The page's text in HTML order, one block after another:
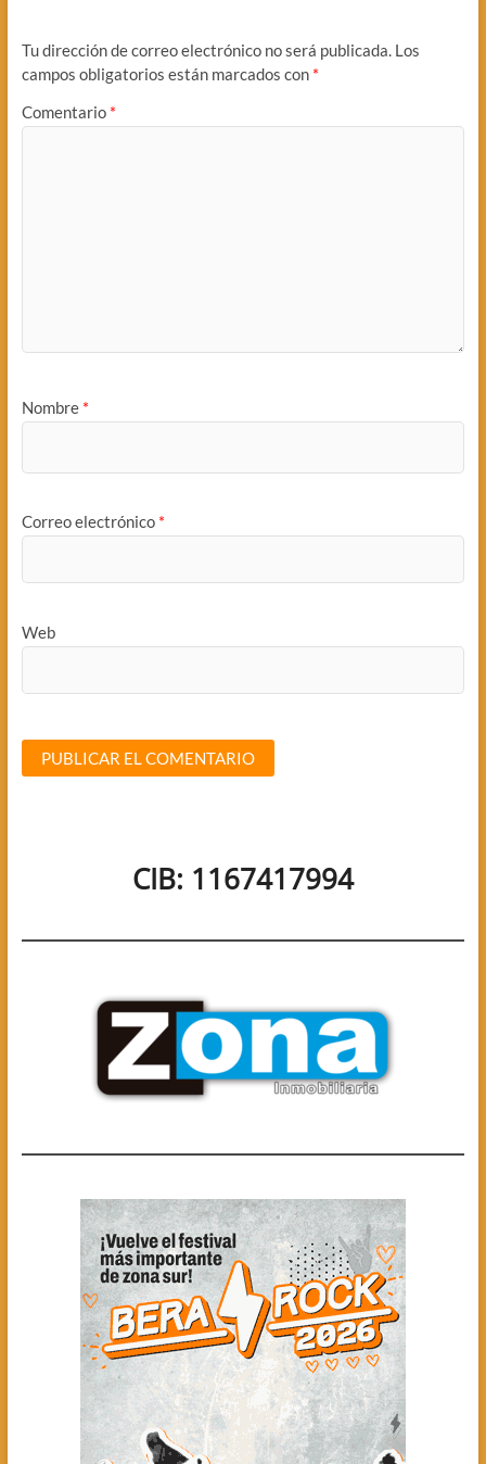
Tu dirección de correo electrónico no será publicada. Los
campos obligatorios están marcados con *
Comentario *
Nombre *
Correo electrónico *
Web
CIB: 1167417994